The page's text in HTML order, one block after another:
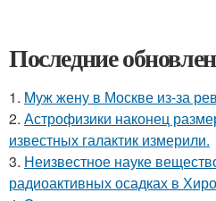
Последние
1. Mуж жену в Москве из-за
2. Астрофизики наконец
известных галактик измерили.
3. Неизвестное науке
радиоактивных осадках в